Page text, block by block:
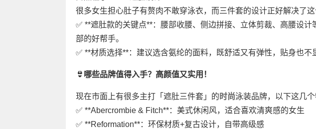
很多女生担心肚子有赘肉不敢穿泳衣，而三件套的设计正好解决了这
✅ **遮肚款的关键点**：腰部收腰、侧边拼接、立体剪裁、高腰设
部的好帮手。
✅ **材质选择**：建议选含氨纶的面料，既舒适又有弹性，贴身也不
👙哪些品牌值得入手？高颜值又实用！
现在市面上有很多主打「遮肚三件套」的 时尚泳装品牌，以下这几个
✅ **Abercrombie & Fitch**：美式休闲风，适合喜欢清爽感的女生
✅ **Reformation**：环保材质+复古设计，自带高级感